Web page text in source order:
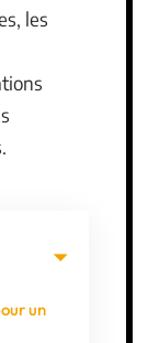
les
un